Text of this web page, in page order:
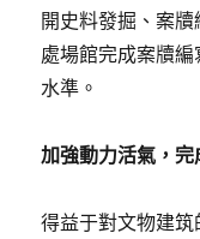
開史料發掘、案
處場館完成案牘
水準。
加強動力活氣，
得益于對文物建筑